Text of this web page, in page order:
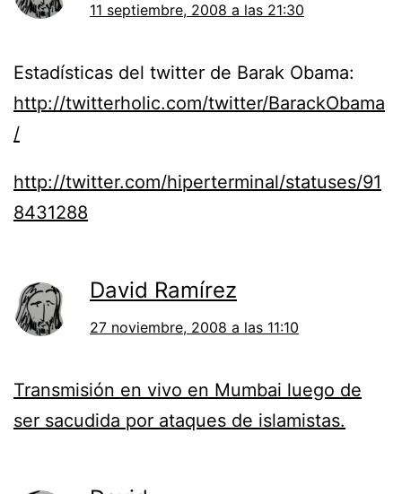
11 septiembre, 2008 a las 21:30
Estadísticas del twitter de Barak Obama:
http://twitterholic.com/twitter/BarackObama
/
http://twitter.com/hiperterminal/statuses/91
8431288
David Ramírez
27 noviembre, 2008 a las 11:10
Transmisión en vivo en Mumbai luego de
ser sacudida por ataques de islamistas.